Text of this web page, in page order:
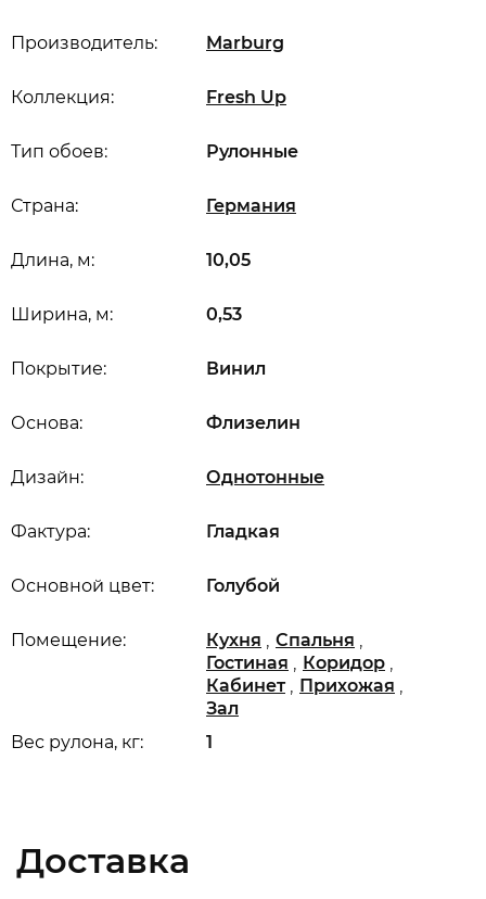
Производитель: Marburg
Коллекция: Fresh Up
Длина, м: 10,05
Ширина, м: 0,53
Вес рулона, кг: 1
Основной цвет: Голубой
Дизайн: Однотонные
Основа: Флизелин
Покрытие: Винил
Помещение: Кухня , Спальня ,
Гостиная , Коридор ,
Кабинет , Прихожая ,
Зал
Страна: Германия
Тип обоев: Рулонные
Фактура: Гладкая
Доставка